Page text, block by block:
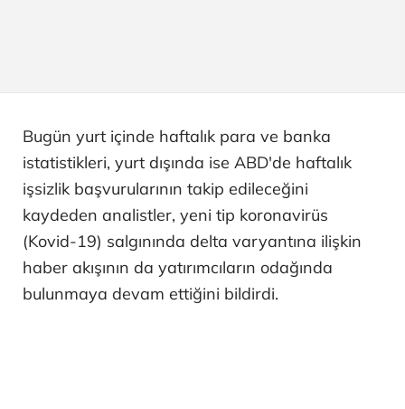
Bugün yurt içinde haftalık para ve banka
istatistikleri, yurt dışında ise ABD'de haftalık
işsizlik başvurularının takip edileceğini
kaydeden analistler, yeni tip koronavirüs
(Kovid-19) salgınında delta varyantına ilişkin
haber akışının da yatırımcıların odağında
bulunmaya devam ettiğini bildirdi.